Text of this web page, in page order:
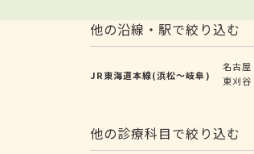
他の沿線・駅で絞り込む
JR東海道本線(浜松～岐阜)
名古屋
東刈谷
他の診療科目で絞り込む